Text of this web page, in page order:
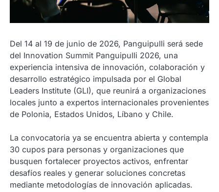
Del 14 al 19 de junio de 2026, Panguipulli será sede
del Innovation Summit Panguipulli 2026, una
experiencia intensiva de innovación, colaboración y
desarrollo estratégico impulsada por el Global
Leaders Institute (GLI), que reunirá a organizaciones
locales junto a expertos internacionales provenientes
de Polonia, Estados Unidos, Líbano y Chile.
La convocatoria ya se encuentra abierta y contempla
30 cupos para personas y organizaciones que
busquen fortalecer proyectos activos, enfrentar
desafíos reales y generar soluciones concretas
mediante metodologías de innovación aplicadas.